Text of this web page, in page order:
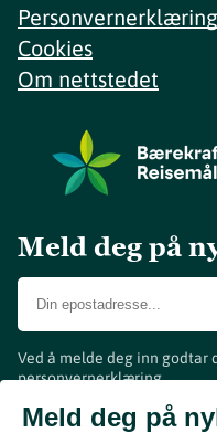
Personvernerklæring
Cookies
Om nettstedet
Meld deg på
Ved å melde deg inn godtar
personvernerklæring.
Meld deg på